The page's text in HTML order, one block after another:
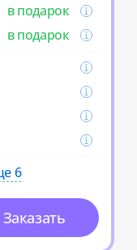
в подарок
в подарок
6
Заказать